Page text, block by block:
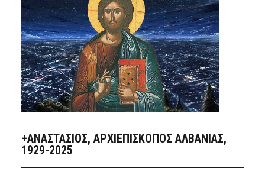
+ΑΝΑΣΤΆΣΙΟΣ, ΑΡΧΙΕΠΊΣΚΟΠΟΣ ΑΛΒΑΝΊΑΣ,
1929-2025